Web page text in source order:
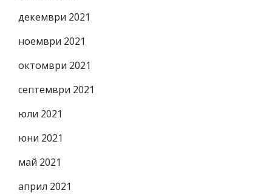
декември 2021
ноември 2021
октомври 2021
септември 2021
юли 2021
юни 2021
май 2021
април 2021